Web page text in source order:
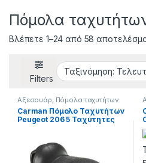
Πόμολα
Βλέπετε 1–24 από 58
Filters
Αξεσουάρ, Πόμολα ταχυτήτων
Carman Πόμολο Ταχυτήτων
Peugeot 206 5 Ταχύτητες